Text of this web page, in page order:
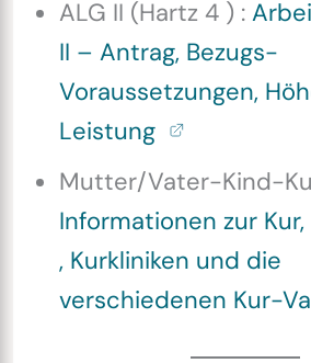
ALG II (Hartz 4 ) :
II – Antrag, Bezugs-
Voraussetzungen,
Leistung
Mutter/Vater-Kind-
Informationen zur
, Kurkliniken und die
verschiedenen Kur-